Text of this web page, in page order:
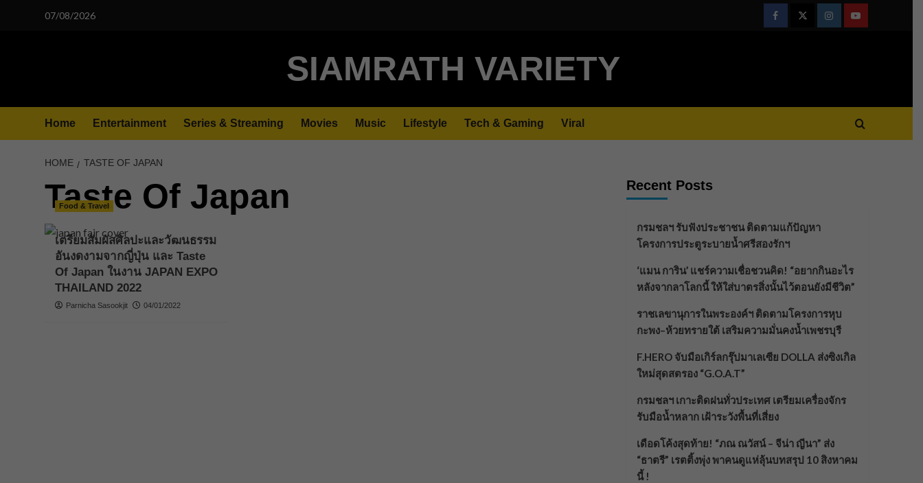
07/08/2026
FacebookTwitterInstagramYoutube
SIAMRATH VARIETY
Home Entertainment Series & Streaming Movies Music Lifestyle Tech & Gaming Viral
HOME TASTE OF JAPAN
Taste Of Japan
Food & Travel
เตรียมสัมผัสศิลปะและวัฒนธรรม
อันงดงามจากญี่ปุ่น และ Taste
Of Japan ในงาน JAPAN EXPO
THAILAND 2022
Parnicha Sasookjit 04/01/2022
Recent Posts
กรมชลฯ รับฟังประชาชน ติดตามแก้ปัญหา
โครงการประตูระบายน้ำศรีสองรักฯ
‘แมน การิน’ แชร์ความเชื่อชวนคิด! “อยากกินอะไร
หลังจากลาโลกนี้ ให้ใส่บาตรสิ่งนั้นไว้ตอนยังมีชีวิต”
ราชเลขานุการในพระองค์ฯ ติดตามโครงการหุบ
กะพง–ห้วยทรายใต้ เสริมความมั่นคงน้ำเพชรบุรี
F.HERO จับมือเกิร์ลกรุ๊ปมาเลเซีย DOLLA ส่งซิงเกิล
ใหม่สุดสตรอง “G.O.A.T”
กรมชลฯ เกาะติดฝนทั่วประเทศ เตรียมเครื่องจักร
รับมือน้ำหลาก เฝ้าระวังพื้นที่เสี่ยง
เดือดโค้งสุดท้าย! “ภณ ณวัสน์ – จีน่า ญีนา” ส่ง
“ธาตรี” เรตติ้งพุ่ง พาคนดูแห่ลุ้นบทสรุป 10 สิงหาคม
นี้ !